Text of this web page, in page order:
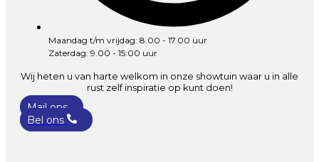
Maandag t/m vrijdag: 8.00 - 17.00 uur
Zaterdag: 9.00 - 15:00 uur
Wij heten u van harte welkom in onze showtuin waar u in alle
rust zelf inspiratie op kunt doen!
Mail ons
Bel ons